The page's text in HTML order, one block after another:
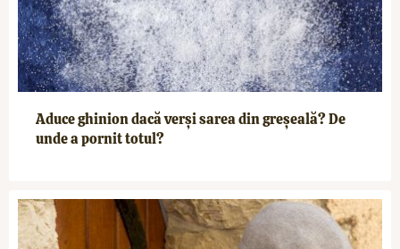
Aduce ghinion dacă verși sarea din greșeală? De
unde a pornit totul?